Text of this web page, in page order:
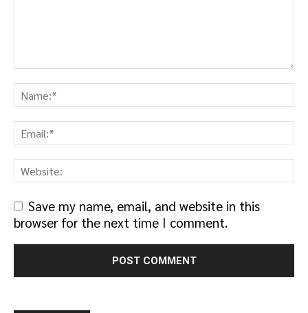
Save my name, email, and website in this
browser for the next time I comment.